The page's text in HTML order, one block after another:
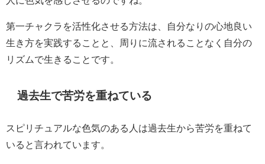
第一チャクラを活性化させる方法は、自分なりの心地良い
生き方を実践することと、周りに流されることなく自分の
リズムで生きることです。
過去生で苦労を重ねている
スピリチュアルな色気のある人は過去生から苦労を重ねて
いると言われています。